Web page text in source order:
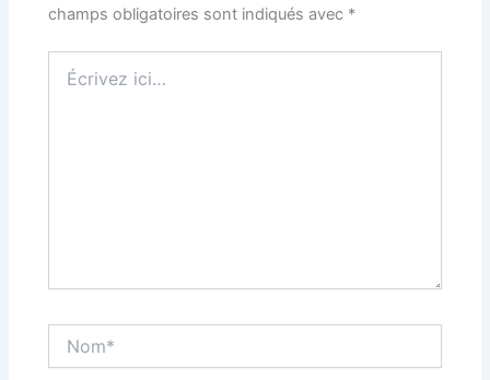
champs obligatoires sont indiqués avec *
ici…